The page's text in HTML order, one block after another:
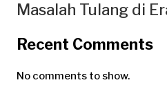
Masalah Tulang di
Recent Comments
No comments to show.